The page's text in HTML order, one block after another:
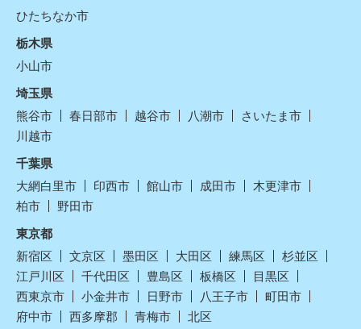
ひたちなか市
栃木県
小山市
埼玉県
熊谷市
春日部市 越谷市 八潮市
さいたま市
川越市
千葉県
大網白里市
印西市 館山市 成田市
木更津市
柏市
野田市
東京都
新宿区
文京区 墨田区 大田区 練馬区
杉並区
江戸川区
千代田区 豊島区 板橋区
目黒区
西東京市
小金井市 日野市 八王子市
町田市
府中市
西多摩郡 青梅市
北区